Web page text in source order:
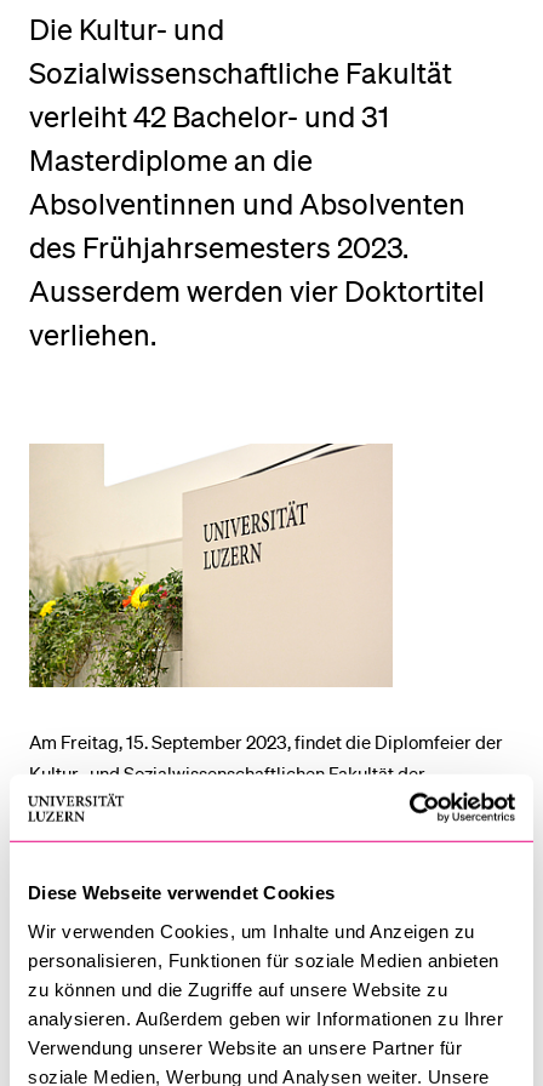
Diese Webseite verwendet Cookies
Wir verwenden Cookies, um Inhalte und Anzeigen zu
personalisieren, Funktionen für soziale Medien anbieten
zu können und die Zugriffe auf unsere Website zu
analysieren. Außerdem geben wir Informationen zu Ihrer
Verwendung unserer Website an unsere Partner für
soziale Medien, Werbung und Analysen weiter. Unsere
Die Kultur- und
Sozialwissenschaftliche Fakultät
verleiht 42 Bachelor- und 31
Masterdiplome an die
Absolventinnen und Absolventen
des Frühjahrsemesters 2023.
Ausserdem werden vier Doktortitel
verliehen.
Am Freitag, 15. September 2023, findet die Diplomfeier der
Kultur- und Sozial­wissen­schaft­lichen Fakultät der
Universität Luzern statt. An der Feier werden 42 Bachelor-
und 31 Masterdiplome sowie vier Doktorate verliehen.
Kriens für ihre hervorragende Abschlussarbeit
ausgezeichnet. Die Festrede hält Olivia El Sayed, Autorin
und Spoken Word-Künstlerin.
DATEIEN
Absolventinnen und Absolventen der Kultur- und
BELIEBTE INHALTE
Vorlesungsverzeichnis
Bibliothek
Sportangebot
Menuplan Mensa
Anmeldung und Zulassung